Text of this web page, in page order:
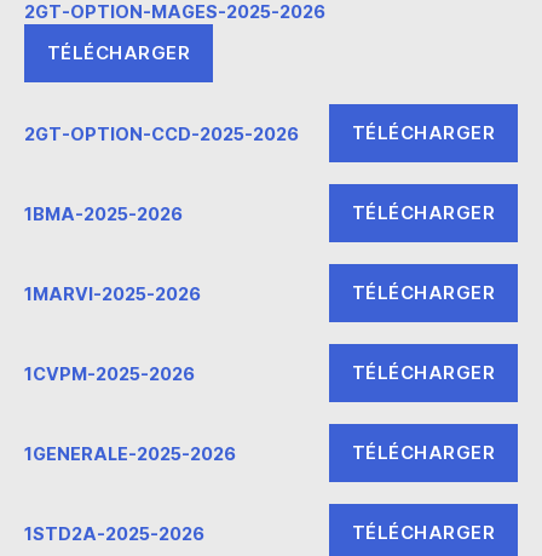
2GT-OPTION-MAGES-2025-2026
TÉLÉCHARGER
2GT-OPTION-CCD-2025-2026 TÉLÉCHARGER
1BMA-2025-2026 TÉLÉCHARGER
1MARVI-2025-2026 TÉLÉCHARGER
1CVPM-2025-2026 TÉLÉCHARGER
1GENERALE-2025-2026 TÉLÉCHARGER
1STD2A-2025-2026 TÉLÉCHARGER